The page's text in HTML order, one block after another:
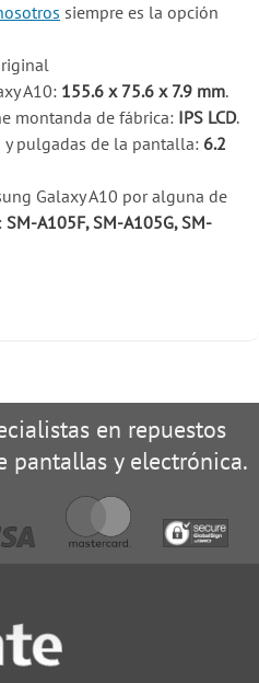
siempre es la opción
A10: 155.6 x 75.6 x 7.9 mm.
montanda de fábrica: IPS LCD.
pulgadas de la pantalla: 6.2
Galaxy A10 por alguna de
SM-A105F, SM-A105G, SM-
en repuestos
pantallas y electrónica.